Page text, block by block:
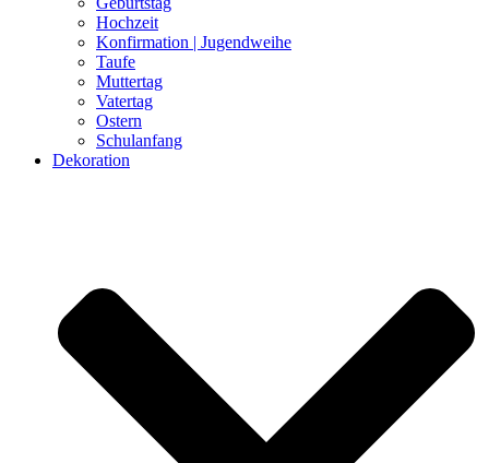
Hochzeit
Konfirmation | Jugendweihe
Taufe
Muttertag
Vatertag
Ostern
Schulanfang
Dekoration